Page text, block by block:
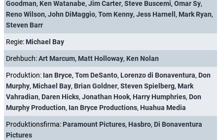
Goodman, Ken Watanabe, Jim Carter, Steve Buscemi, Omar Sy,
Reno Wilson, John DiMaggio, Tom Kenny, Jess Harnell , Mark Ryan,
Steven Barr
Regie: Michael Bay
Drehbuch:Art Marcum, Matt Holloway, Ken Nolan
Produktion: Ian Bryce, Tom DeSanto, Lorenzo di Bonaventura, Don
Murphy, Michael Bay, Brian Goldner, Steven Spielberg, Mark
Vahradian, Daren Hicks, Jonathan Hook, Harry Humphries, Don
Murphy Production, Ian Bryce Productions, Huahua Media
Produktionsfirma: Paramount Pictures, Hasbro, Di Bonaventura
Pictures